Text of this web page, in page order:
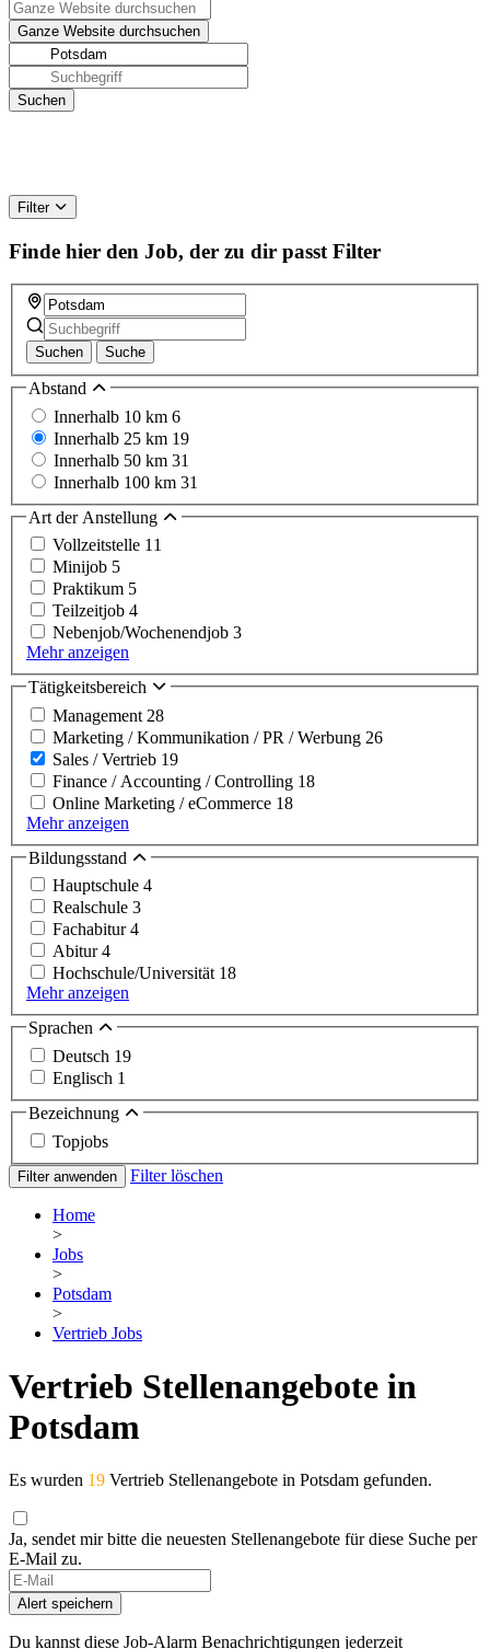
Filter
Finde hier den Job, der zu dir passt Filter
Suchen Suche
Abstand
Innerhalb 10 km 6
Innerhalb 25 km 19
Innerhalb 50 km 31
Innerhalb 100 km 31
Art der Anstellung
Vollzeitstelle 11
Minijob 5
Praktikum 5
Teilzeitjob 4
Nebenjob/Wochenendjob 3
Mehr anzeigen
Tätigkeitsbereich
Management 28
Marketing / Kommunikation / PR / Werbung 26
Sales / Vertrieb 19
Finance / Accounting / Controlling 18
Online Marketing / eCommerce 18
Mehr anzeigen
Bildungsstand
Hauptschule 4
Realschule 3
Fachabitur4
Abitur4
Hochschule/Universität 18
Mehr anzeigen
Sprachen
Deutsch 19
Englisch 1
Bezeichnung
Topjobs
Filter anwenden Filter löschen
Home
>
Jobs
>
Potsdam
>
Vertrieb Jobs
Vertrieb Stellenangebote in
Potsdam
Es wurden 19 Vertrieb Stellenangebote in Potsdam gefunden.
Ja, sendet mir bitte die neuesten Stellenangebote für diese Suche per
E-Mail zu.
Alert speichern
Du kannst diese Job-Alarm Benachrichtigungen jederzeit